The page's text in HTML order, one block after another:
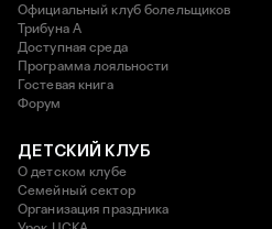
Официальный клуб болельщиков
Трибуна А
Доступная среда
Программа лояльности
Гостевая книга
Форум
ДЕТСКИЙ КЛУБ
О детском клубе
Семейный сектор
Организация праздника